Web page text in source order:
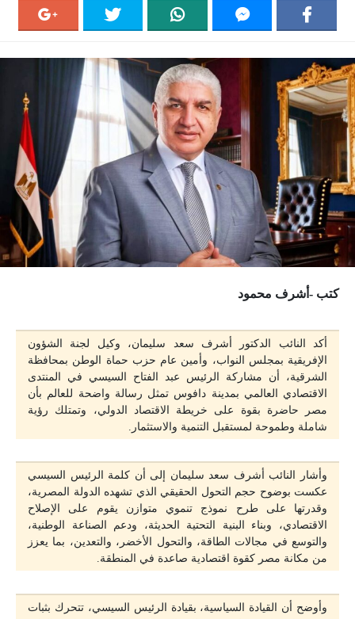
كتب -أشرف محمود
أكد النائب الدكتور أشرف سعد سليمان، وكيل لجنة الشؤون
الإفريقية بمجلس النواب، وأمين عام حزب حماة الوطن بمحافظة
الشرقية، أن مشاركة الرئيس عبد الفتاح السيسي في المنتدى
الاقتصادي العالمي بمدينة دافوس تمثل رسالة واضحة للعالم بأن
مصر حاضرة بقوة على خريطة الاقتصاد الدولي، وتمتلك رؤية
شاملة وطموحة لمستقبل التنمية والاستثمار.
وأشار النائب أشرف سعد سليمان إلى أن كلمة الرئيس السيسي
عكست بوضوح حجم التحول الحقيقي الذي تشهده الدولة المصرية،
وقدرتها على طرح نموذج تنموي متوازن يقوم على الإصلاح
الاقتصادي، وبناء البنية التحتية الحديثة، ودعم الصناعة الوطنية،
والتوسع في مجالات الطاقة، والتحول الأخضر، والتعدين، بما يعزز
من مكانة مصر كقوة اقتصادية صاعدة في المنطقة.
وأوضح أن القيادة السياسية، بقيادة الرئيس السيسي، تتحرك بثبات